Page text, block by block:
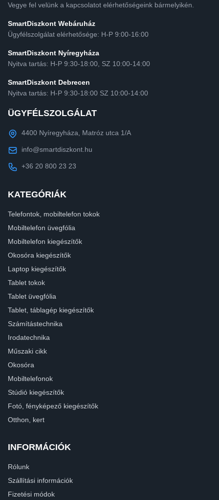
Vegye fel velünk a kapcsolatot elérhetőségeink bármelyikén.
SmartDiszkont Webáruház
Ügyfélszolgálat elérhetősége: H-P 9:00-16:00
SmartDiszkont Nyíregyháza
Nyitva tartás: H-P 9:30-18:00, SZ 10:00-14:00
SmartDiszkont Debrecen
Nyitva tartás: H-P 9:30-18:00 SZ 10:00-14:00
ÜGYFÉLSZOLGÁLAT
4400 Nyíregyháza, Matróz utca 1/A
info@smartdiszkont.hu
+36 20 800 23 23
KATEGÓRIÁK
Telefontok, mobiltelefon tokok
Mobiltelefon üvegfólia
Mobiltelefon kiegészítők
Okosóra kiegészítők
Laptop kiegészítők
Tablet tokok
Tablet üvegfólia
Tablet, táblagép kiegészítők
Számítástechnika
Irodatechnika
Műszaki cikk
Okosóra
Mobiltelefonok
Stúdió kiegészítők
Fotó, fényképező kiegészítők
Otthon, kert
INFORMÁCIÓK
Rólunk
Szállítási információk
Fizetési módok